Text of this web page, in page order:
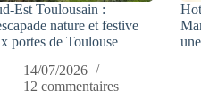
Est Toulousain :
nature et festive
portes de Toulouse
14/07/2026
12 commentaires